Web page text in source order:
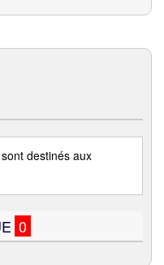
destinés aux
0